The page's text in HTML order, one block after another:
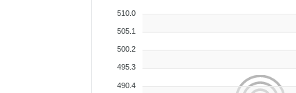
510.0
505.1
500.2
495.3
490.4